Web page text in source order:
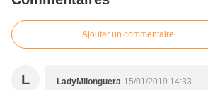
Ajouter un commentaire
L LadyMilonguera 15/01/2019 14:33